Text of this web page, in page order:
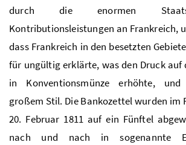
durch die enormen
Kontributionsleistungen an Frankreich,
dass Frankreich in den besetzten
für ungültig erklärte, was den Druck auf
in Konventionsmünze erhöhte,
großem Stil. Die Bankozettel wurden im
20. Februar 1811 auf ein Fünftel
nach und nach in sogenannte